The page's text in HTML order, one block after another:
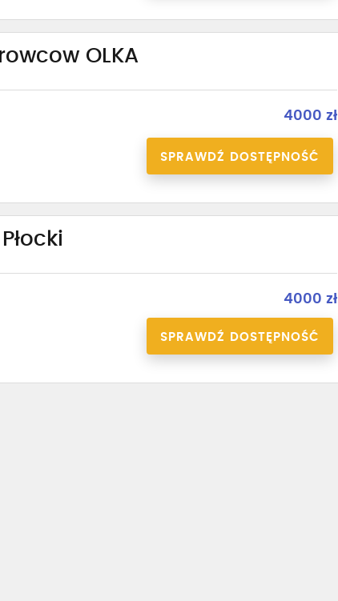
OLKA
4000 zł
SPRAWDŹ DOSTĘPNOŚĆ
4000 zł
SPRAWDŹ DOSTĘPNOŚĆ